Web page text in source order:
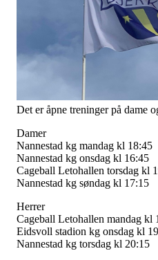
Det er åpne treninger på dame
Damer
Nannestad kg mandag kl 18:45
Nannestad kg onsdag kl 16:45
Cageball Letohallen torsdag kl
Nannestad kg søndag kl 17:15
Herrer
Cageball Letohallen mandag kl
Eidsvoll stadion kg onsdag kl
Nannestad kg torsdag kl 20:15